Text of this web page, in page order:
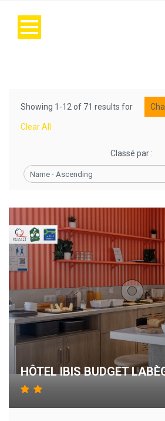
Showing 1-12 of 71 results for
Clear All
Classé par :
Name - Ascending
HÔTEL IBIS BUDGET